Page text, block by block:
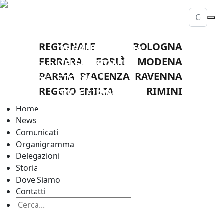
NAZIONALE
DILETTANTI
DELEGAZIONE
PROVINCIALE
ORGANIGRAMMA
DELEGAZIONI
STORIA
DOVE SIAMO
REGIONALE
BOLOGNA
FERRARA
FORLÌ
MODENA
PARMA PIACENZA RAVENNA
REGGIO EMILIA
RIMINI
Home
News
Comunicati
Organigramma
Delegazioni
Storia
Dove Siamo
Contatti